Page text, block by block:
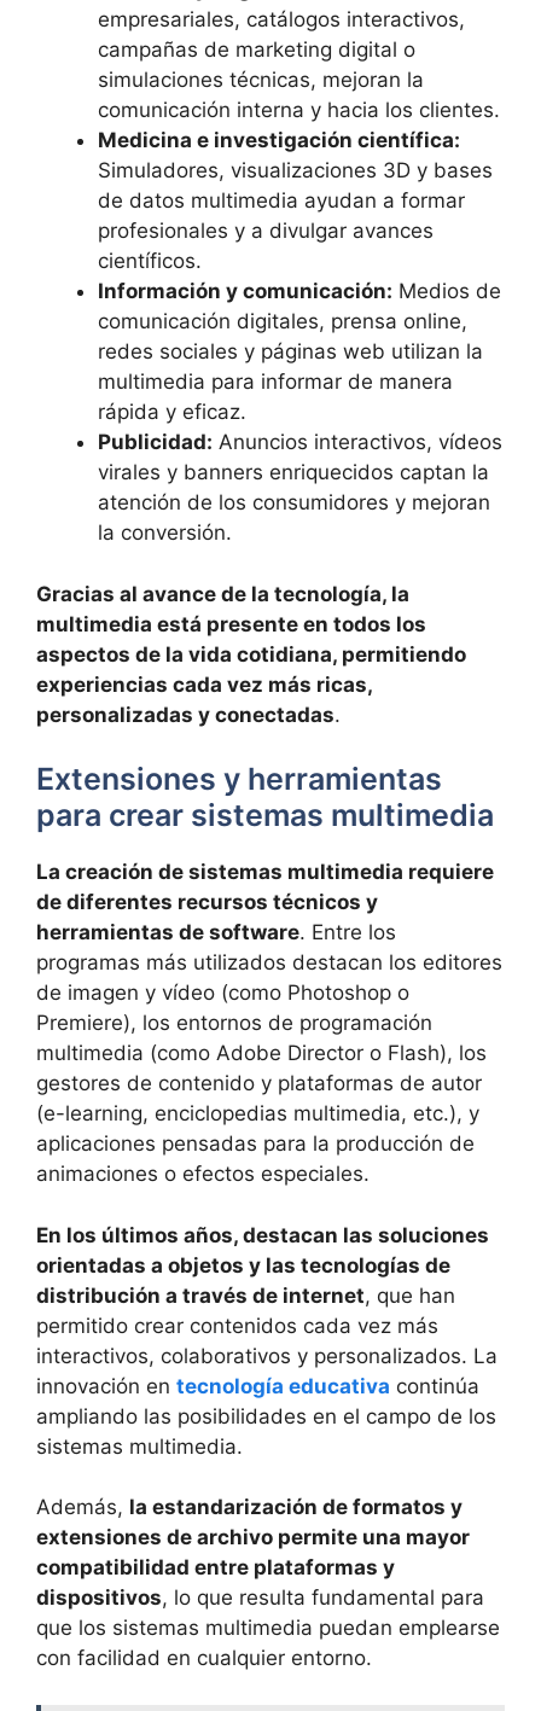
empresariales, catálogos interactivos,
campañas de marketing digital o
simulaciones técnicas, mejoran la
comunicación interna y hacia los clientes.
Medicina e investigación científica:
Simuladores, visualizaciones 3D y bases
de datos multimedia ayudan a formar
profesionales y a divulgar avances
científicos.
Información y comunicación: Medios de
comunicación digitales, prensa online,
redes sociales y páginas web utilizan la
multimedia para informar de manera
rápida y eficaz.
Publicidad: Anuncios interactivos, vídeos
virales y banners enriquecidos captan la
atención de los consumidores y mejoran
la conversión.
Gracias al avance de la tecnología, la
multimedia está presente en todos los
aspectos de la vida cotidiana, permitiendo
experiencias cada vez más ricas,
personalizadas y conectadas.
Extensiones y herramientas
para crear sistemas multimedia
La creación de sistemas multimedia requiere
de diferentes recursos técnicos y
herramientas de software. Entre los
programas más utilizados destacan los editores
de imagen y vídeo (como Photoshop o
Premiere), los entornos de programación
multimedia (como Adobe Director o Flash), los
gestores de contenido y plataformas de autor
(e-learning, enciclopedias multimedia, etc.), y
aplicaciones pensadas para la producción de
animaciones o efectos especiales.
En los últimos años, destacan las soluciones
orientadas a objetos y las tecnologías de
distribución a través de internet, que han
permitido crear contenidos cada vez más
interactivos, colaborativos y personalizados. La
innovación en tecnología educativa continúa
ampliando las posibilidades en el campo de los
sistemas multimedia.
Además, la estandarización de formatos y
extensiones de archivo permite una mayor
compatibilidad entre plataformas y
dispositivos, lo que resulta fundamental para
que los sistemas multimedia puedan emplearse
con facilidad en cualquier entorno.